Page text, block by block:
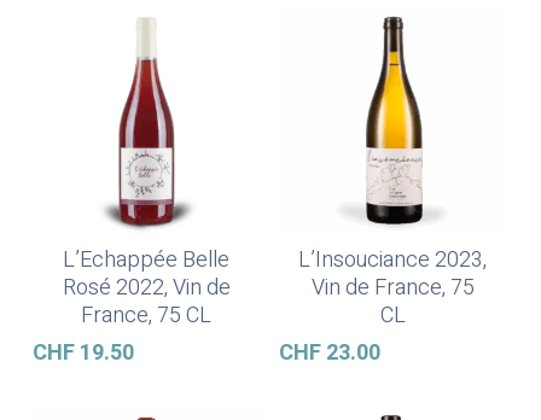
Lire La Suite
L’Echappée Belle
Rosé 2022, Vin de
France, 75 CL
CHF19.50
Ajouter Au Panier
L’Insouciance 2023,
Vin de France, 75
CL
CHF23.00